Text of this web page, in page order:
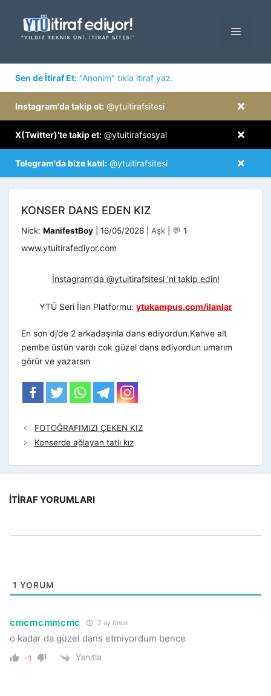
MENÜ
Sen de İtiraf Et: "Anonim" tıkla itiraf yaz.
×
Instagram'da takip et: @ytuitirafsitesi
×
X(Twitter)'te takip et: @ytuitirafsosyal
×
Telegram'da bize katıl: @ytuitirafsitesi
KONSER DANS EDEN KIZ
Nick: ManifestBoy 16/05/2026 Kategoriler
Aşk 💬 1
www.ytuitirafediyor.com
İnstagram'da @ytuitirafsitesi 'ni takip edin!
YTÜ Seri İlan Platformu: ytukampus.com/ilanlar
En son dj’de 2 arkadaşınla dans ediyordun.Kahve alt
pembe üstün vardı cok güzel dans ediyordun umarım
görür ve yazarsın
FOTOĞRAFIMIZI ÇEKEN KIZ
Konserde ağlayan tatlı kız
İTIRAF YORUMLARI
1 YORUM
cmcmcmmcmc 2 ay önce
o kadar da güzel dans etmiyordum bence
-1 Yanıtla